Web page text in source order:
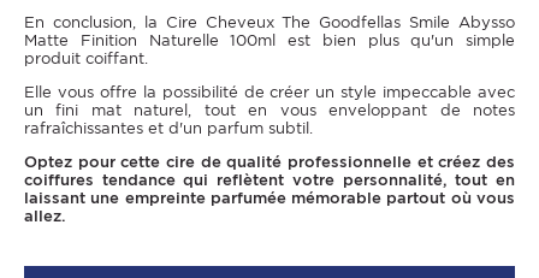
En conclusion, la Cire Cheveux The Goodfellas Smile Abysso
Matte Finition Naturelle 100ml est bien plus qu'un simple
produit coiffant.
Elle vous offre la possibilité de créer un style impeccable avec
un fini mat naturel, tout en vous enveloppant de notes
rafraîchissantes et d'un parfum subtil.
Optez pour cette cire de qualité professionnelle et créez des
coiffures tendance qui reflètent votre personnalité, tout en
laissant une empreinte parfumée mémorable partout où vous
allez.